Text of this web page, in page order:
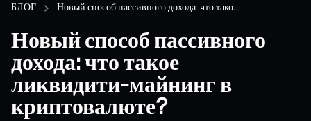
БЛОГ Новый способ пассивного дохода: что тако...
Новый способ пассивного
дохода: что такое
ликвидити-майнинг в
криптовалюте?